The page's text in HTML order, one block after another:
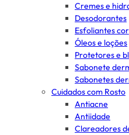
Cremes e
Desodorantes
Esfoliantes
Óleos e loções
Protetores e
Sabonete
Sabonetes
Cuidados com Rosto
Antiacne
Antiidade
Clareadores